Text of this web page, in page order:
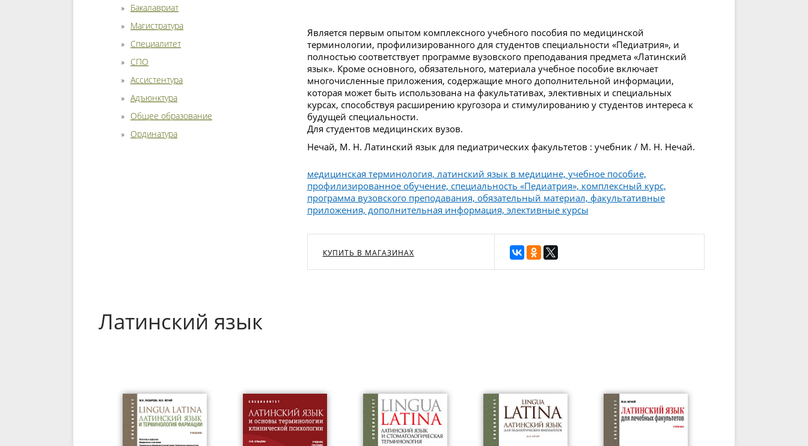
Бакалавриат
Магистратура
Специалитет
СПО
Ассистентура
Адъюнктура
Общее образование
Ординатура
Является первым опытом комплексного учебного пособия по медицинской
терминологии, профилизированного для студентов специальности «Педиатрия», и
полностью соответствует программе вузовского преподавания предмета «Латинский
язык». Кроме основного, обязательного, материала учебное пособие включает
многочисленные приложения, содержащие много дополнительной информации,
которая может быть использована на факультативах, элективных и специальных
курсах, способствуя расширению кругозора и стимулированию у студентов интереса к
будущей специальности.
Для студентов медицинских вузов.
Нечай, М. Н. Латинский язык для педиатрических факультетов : учебник / М. Н. Нечай.
медицинская терминология, латинский язык в медицине, учебное пособие,
профилизированное обучение, специальность «Педиатрия», комплексный курс,
программа вузовского преподавания, обязательный материал, факультативные
приложения, дополнительная информация, элективные курсы
КУПИТЬ В МАГАЗИНАХ
Латинский язык